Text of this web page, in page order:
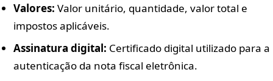
Valores: Valor unitário, quantidade, valor total e
impostos aplicáveis.
Assinatura digital: Certificado digital utilizado para a
autenticação da nota fiscal eletrônica.